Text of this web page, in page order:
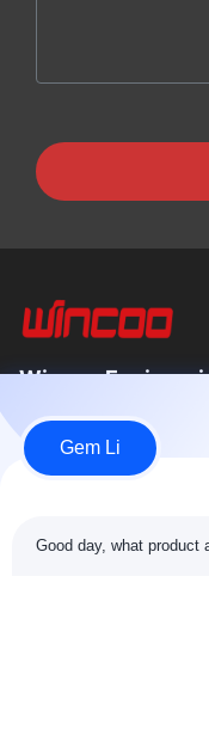
Wincoo
Wincoo Engineering
파이프라인 건설, 생산
게 맞춤형 솔루션과 장
구, 기계, 특수 상품의 신
Gem Li
Good day, what product